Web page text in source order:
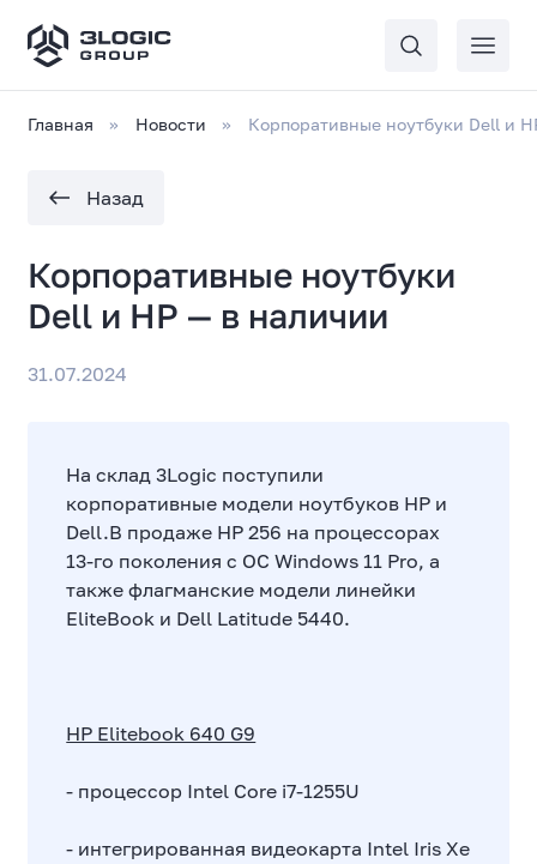
Главная Новости Корпоративные ноутбуки Dell и
Назад
Корпоративные ноутбуки
Dell и HP — в наличии
31.07.2024
На склад 3Logic поступили
корпоративные модели ноутбуков HP и
Dell.В продаже HP 256 на процессорах
13-го поколения с ОС Windows 11 Pro, а
также флагманские модели линейки
EliteBook и Dell Latitude 5440.
HP Elitebook 640 G9
- процессор Intel Core i7-1255U
- интегрированная видеокарта Intel Iris Xe